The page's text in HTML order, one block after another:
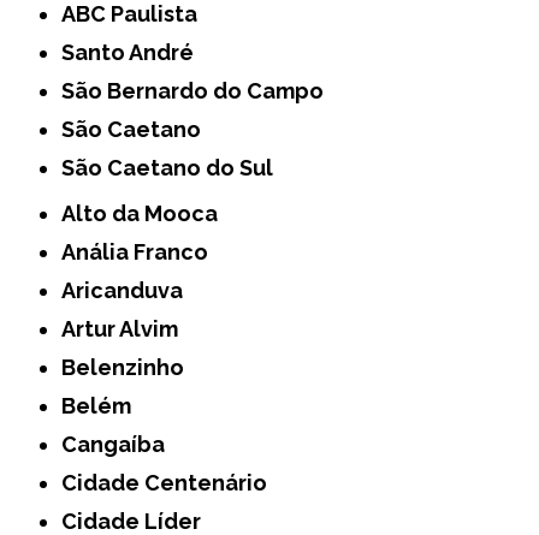
ABC Paulista
Santo André
São Bernardo do Campo
São Caetano
São Caetano do Sul
Alto da Mooca
Anália Franco
Aricanduva
Artur Alvim
Belenzinho
Belém
Cangaíba
Cidade Centenário
Cidade Líder